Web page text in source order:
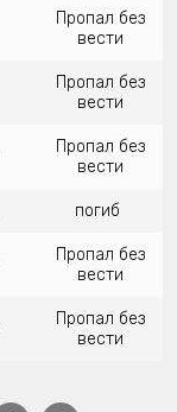
Пропал без
вести
Пропал без
вести
Пропал без
вести
погиб
Пропал без
вести
Пропал без
вести